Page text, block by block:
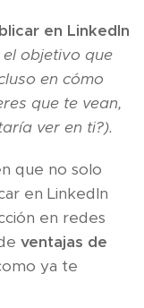
en LinkedIn
el objetivo que
en cómo
que te vean,
ver en ti?).
que no solo
en LinkedIn
en redes
ventajas de
ya te